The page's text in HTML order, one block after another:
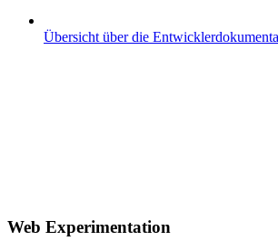
Übersicht über die
Web Experimentation